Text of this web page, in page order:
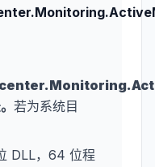
若为系统目
DLL，64 位程